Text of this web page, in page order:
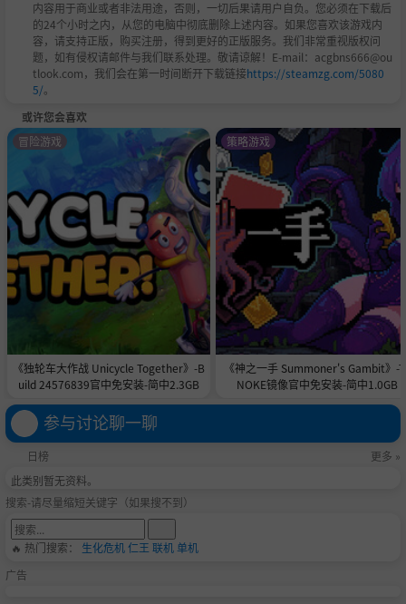
内容用于商业或者非法用途，否则，一切后果请用户自负。您必须在下载后
的24个小时之内，从您的电脑中彻底删除上述内容。如果您喜欢该游戏内
容，请支持正版，购买注册，得到更好的正版服务。我们非常重视版权问
题，如有侵权请邮件与我们联系处理。敬请谅解！E-mail：acgbns666@ou
tlook.com，我们会在第一时间断开下载链接https://steamzg.com/5080
5/。
或许您会喜欢
《独轮车大作战 Unicycle Together》-B
uild 24576839官中免安装-简中2.3GB
冒险游戏
《神之一手 Summoner's Gambit》-
NOKE镜像官中免安装-简中1.0GB
策略游戏
参与讨论聊一聊
日榜
更多 »
此类别暂无资料。
搜索-请尽量缩短关键字（如果搜不到）
🔥 热门搜索： 生化危机仁王 联机单机
广告